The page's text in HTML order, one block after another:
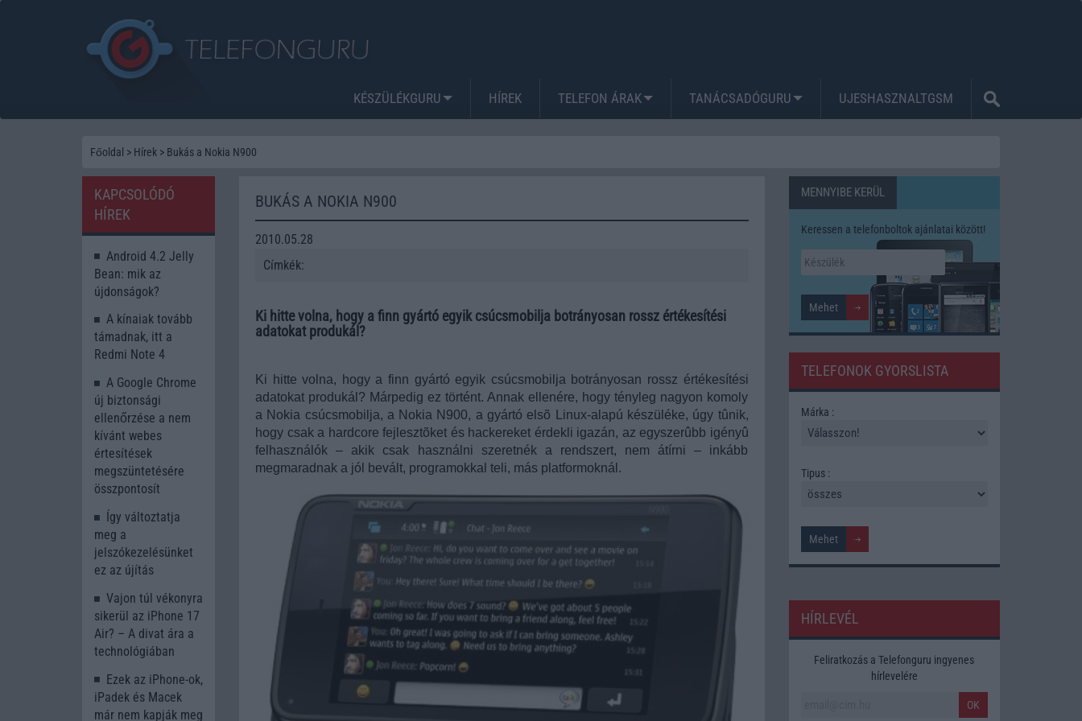
KÉSZÜLÉKGURU HÍREK TELEFON ÁRAK TANÁCSADÓGURU UJESHASZNALTGSM
Főoldal > Hírek > Bukás a Nokia N900
BUKÁS A NOKIA N900
2010.05.28
Címkék:
Ki hitte volna, hogy a finn gyártó egyik csúcsmobilja botrányosan rossz értékesítési
adatokat produkál?
Ki hitte volna, hogy a finn gyártó egyik csúcsmobilja botrányosan rossz értékesítési
adatokat produkál? Márpedig ez történt. Annak ellenére, hogy tényleg nagyon komoly
a Nokia csúcsmobilja, a Nokia N900, a gyártó elsõ Linux-alapú készüléke, úgy tûnik,
hogy csak a hardcore fejlesztõket és hackereket érdekli igazán, az egyszerûbb igényû
felhasználók – akik csak használni szeretnék a rendszert, nem átírni – inkább
megmaradnak a jól bevált, programokkal teli, más platformoknál.
KAPCSOLÓDÓ
HÍREK
Android 4.2 Jelly
Bean: mik az
újdonságok?
A kínaiak tovább
támadnak, itt a
Redmi Note 4
A Google Chrome
új biztonsági
ellenőrzése a nem
kívánt webes
értesítések
megszüntetésére
összpontosít
Így változtatja
meg a
jelszókezelésünket
ez az újítás
Vajon túl vékonyra
sikerül az iPhone 17
Air? – A divat ára a
technológiában
Ezek az iPhone-ok,
iPadek és Macek
már nem kapják meg
MENNYIBE KERÜL
Keressen a telefonboltok ajánlatai között!
TELEFONOK GYORSLISTA
Márka :
Tipus :
HÍRLEVÉL
Feliratkozás a Telefonguru ingyenes
hírlevelére
OK